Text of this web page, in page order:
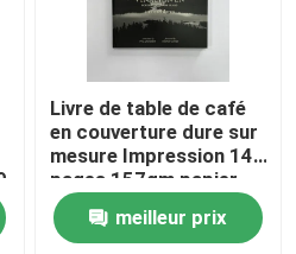
Livre de table de café
en couverture dure sur
mesure Impression 144
pages 157gm papier
d'art
meilleur prix